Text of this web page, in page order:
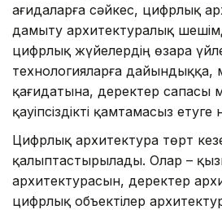
Қағидаларға сәйкес, цифрлық
дамыту архитектуралық
цифрлық жүйелердің өзара
технологияларға дайындыққа,
қағидатына, деректер сапасы
қауіпсіздікті қамтамасыз етуге
Цифрлық архитектура төрт
қалыптастырылады. Олар –
архитектурасын, деректер
цифрлық объектілер